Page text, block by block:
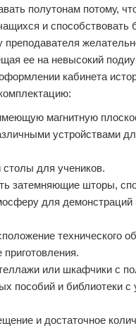
полутонам потому,
и способствовать
преподавателя
ее на невысокий
кабинета
магнитную
устройствами
для учеников.
затемняющие шторы,
для
технического
или шкафчики с
пособий и библиотеки с
и достаточное